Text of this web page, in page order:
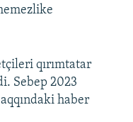
qırımtatar
Sebep 2023
haber